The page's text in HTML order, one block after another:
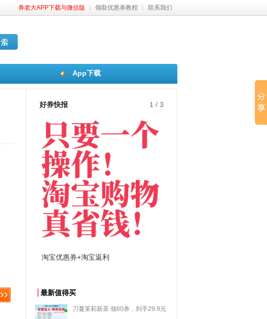
券老大APP下载与微信版 领取优惠券教程 联系我们
App下载
好券快报 2 / 3
淘宝优惠券+淘宝返利
最新值得买
刀蔓茉莉新茶 领60券，到手29.9元